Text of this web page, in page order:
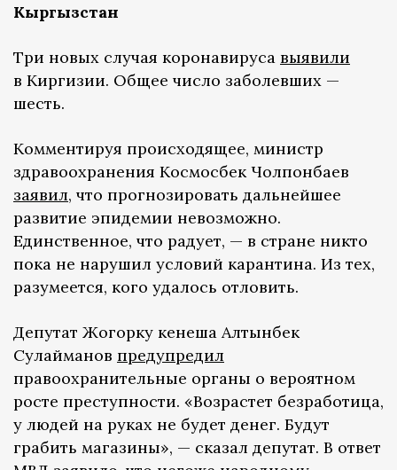
Кыргызстан
Три новых случая коронавируса выявили
в Киргизии. Общее число заболевших —
шесть.
Комментируя происходящее, министр
здравоохранения Космосбек Чолпонбаев
заявил, что прогнозировать дальнейшее
развитие эпидемии невозможно.
Единственное, что радует, — в стране никто
пока не нарушил условий карантина. Из тех,
разумеется, кого удалось отловить.
Депутат Жогорку кенеша Алтынбек
Сулайманов предупредил
правоохранительные органы о вероятном
росте преступности. «Возрастет безработица,
у людей на руках не будет денег. Будут
грабить магазины», — сказал депутат. В ответ